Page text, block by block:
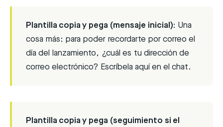
Plantilla copia y pega (mensaje inicial): Una
cosa más: para poder recordarte por correo el
día del lanzamiento, ¿cuál es tu dirección de
correo electrónico? Escríbela aquí en el chat.
Plantilla copia y pega (seguimiento si el